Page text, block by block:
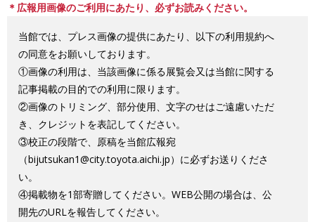
＊広報用画像のご利用にあたり、必ずお読みください。
当館では、プレス画像の提供にあたり、以下の利用規約へ
の同意をお願いしております。
①画像の利用は、当該画像に係る展覧会又は当館に関する
記事掲載の目的での利用に限ります。
②画像のトリミング、部分使用、文字のせはご遠慮いただ
き、クレジットを表記してください。
③校正の段階で、原稿を当館広報宛
（bijutsukan1@city.toyota.aichi.jp）に必ずお送りくださ
い。
④掲載物を1部寄贈してください。WEB公開の場合は、公
開先のURLを報告してください。